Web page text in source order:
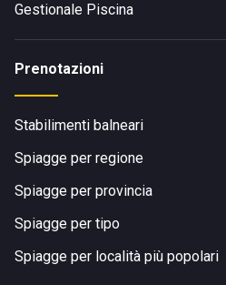
Gestionale Piscina
Prenotazioni
Stabilimenti balneari
Spiagge per regione
Spiagge per provincia
Spiagge per tipo
Spiagge per località più popolari